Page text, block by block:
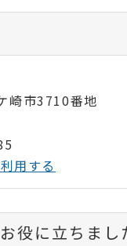
市3710番地
用する
役に立ちまし